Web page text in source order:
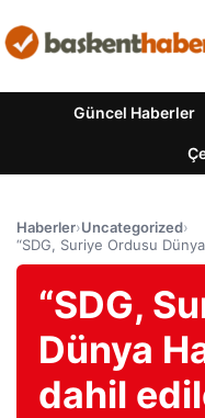
Güncel Haberler
Haberler›Uncategorized›
“SDG, Suriye Ordusu
“SDG,
Dünya
dahil